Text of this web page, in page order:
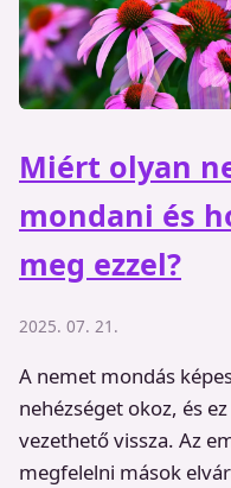
Miért olyan
mondani és
meg ezzel?
2025. 07. 21.
A nemet mondás
nehézséget okoz, és
vezethető vissza. Az
megfelelni mások